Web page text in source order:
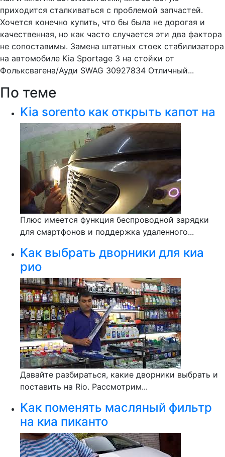
приходится сталкиваться с проблемой запчастей.
Хочется конечно купить, что бы была не дорогая и
качественная, но как часто случается эти два фактора
не сопоставимы. Замена штатных стоек стабилизатора
на автомобиле Kia Sportage 3 на стойки от
Фольксвагена/Ауди SWAG 30927834 Отличный...
По теме
Kia sorento как открыть капот на
Плюс имеется функция беспроводной зарядки
для смартфонов и поддержка удаленного...
Как выбрать дворники для киа
рио
Давайте разбираться, какие дворники выбрать и
поставить на Rio. Рассмотрим...
Как поменять масляный фильтр
на киа пиканто